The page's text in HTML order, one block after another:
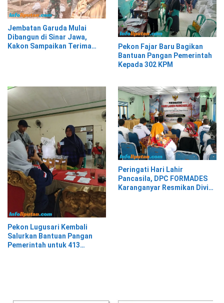
Jembatan Garuda Mulai
Dibangun di Sinar Jawa,
Kakon Sampaikan Terima
Pekon Fajar Baru Bagikan
Bantuan Pangan Pemerintah
Kepada 302 KPM
Pekon Lugusari Kembali
Salurkan Bantuan Pangan
Pemerintah untuk 413
Peringati Hari Lahir
Pancasila, DPC FORMADES
Karanganyar Resmikan Divisi